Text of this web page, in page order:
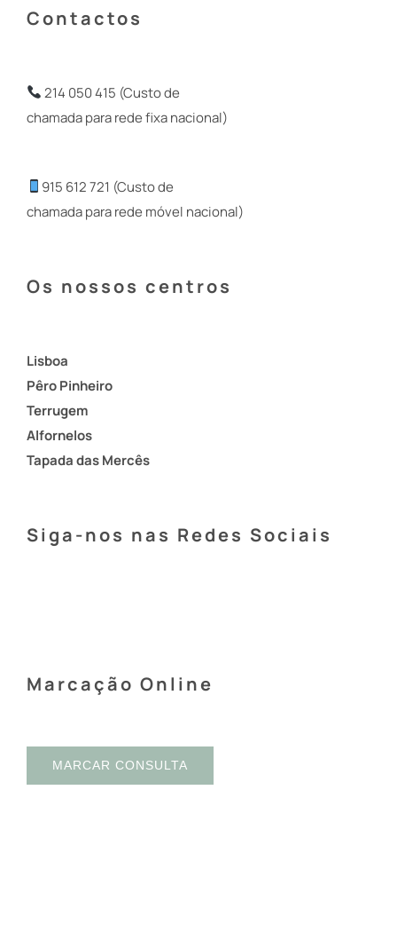
Contactos
214 050 415 (Custo de
chamada para rede fixa nacional)
915 612 721 (Custo de
chamada para rede móvel nacional)
Os nossos centros
Lisboa
Pêro Pinheiro
Terrugem
Alfornelos
Tapada das Mercês
Siga-nos nas Redes Sociais
Marcação Online
MARCAR CONSULTA